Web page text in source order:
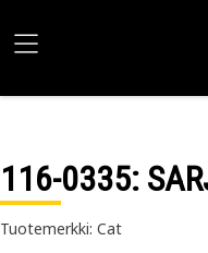
116-0335:
Tuotemerkki: Cat